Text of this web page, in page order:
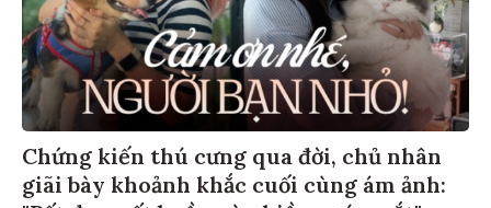
Chứng kiến thú cưng qua đời, chủ nhân
giãi bày khoảnh khắc cuối cùng ám ảnh: